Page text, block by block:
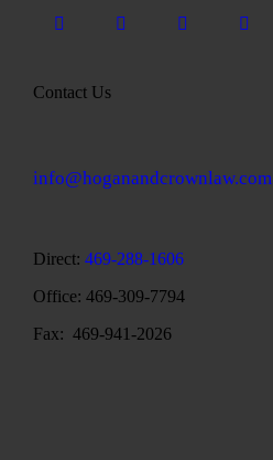
Contact Us
info@hoganandcrownlaw.com
Direct: 469-288-1606
Office: 469-309-7794
Fax: 469-941-2026